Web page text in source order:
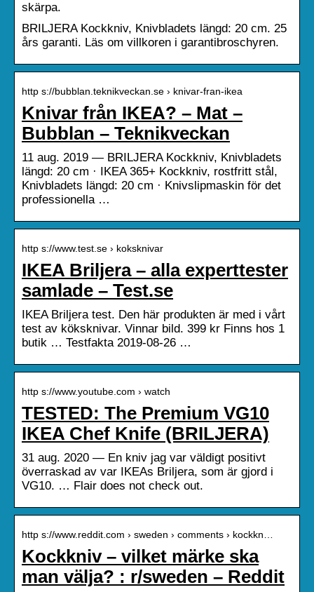
skärpa.
BRILJERA Kockkniv, Knivbladets längd: 20 cm. 25
års garanti. Läs om villkoren i garantibroschyren.
http s://bubblan.teknikveckan.se › knivar-fran-ikea
Knivar från IKEA? – Mat –
Bubblan – Teknikveckan
11 aug. 2019 — BRILJERA Kockkniv, Knivbladets
längd: 20 cm · IKEA 365+ Kockkniv, rostfritt stål,
Knivbladets längd: 20 cm · Knivslipmaskin för det
professionella …
http s://www.test.se › koksknivar
IKEA Briljera – alla experttester
samlade – Test.se
IKEA Briljera test. Den här produkten är med i vårt
test av köksknivar. Vinnar bild. 399 kr Finns hos 1
butik … Testfakta 2019-08-26 …
http s://www.youtube.com › watch
TESTED: The Premium VG10
IKEA Chef Knife (BRILJERA)
31 aug. 2020 — En kniv jag var väldigt positivt
överraskad av var IKEAs Briljera, som är gjord i
VG10. … Flair does not check out.
http s://www.reddit.com › sweden › comments › kockkn…
Kockkniv – vilket märke ska
man välja? : r/sweden – Reddit